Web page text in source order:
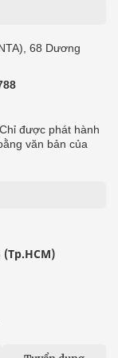
68 Dương
được phát hành
văn bản của
(Tp.HCM)